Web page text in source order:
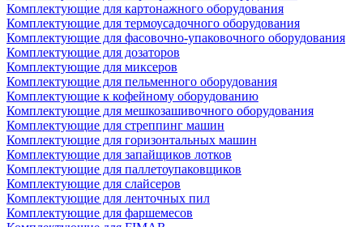
Комплектующие для картонажного оборудования
Комплектующие для термоусадочного оборудования
Комплектующие для фасовочно-упаковочного оборудования
Комплектующие для дозаторов
Комплектующие для миксеров
Комплектующие для пельменного оборудования
Комплектующие к кофейному оборудованию
Комплектующие для мешкозашивочного оборудования
Комплектующие для стреппинг машин
Комплектующие для горизонтальных машин
Комплектующие для запайщиков лотков
Комплектующие для паллетоупаковщиков
Комплектующие для слайсеров
Комплектующие для ленточных пил
Комплектующие для фаршемесов